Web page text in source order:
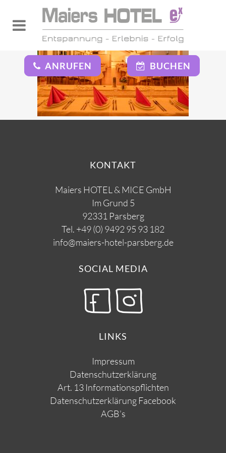
KONTAKT
Maiers HOTEL & MICE GmbH
Im Grund 5
92331 Parsberg
Tel. +49 (0) 9492 95 93 182
info@maiers-hotel-parsberg.de
SOCIAL MEDIA
LINKS
Impressum
Datenschutzerklärung
Art. 13 Informationspflichten
Datenschutzerklärung Facebook
AGB’s
ANRUFEN BUCHEN